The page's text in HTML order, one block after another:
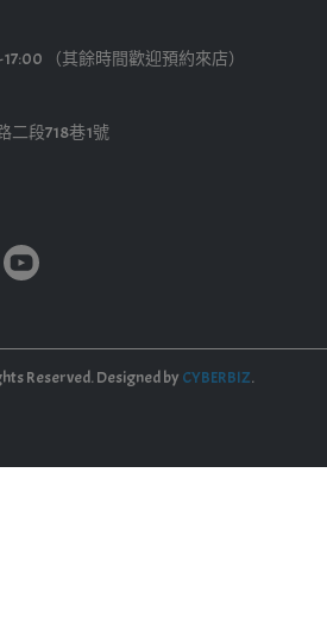
（其餘時間歡迎預約來店）
二段718巷1號
Reserved.Designed by CYBERBIZ.